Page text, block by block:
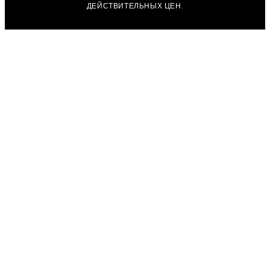
ДЕЙСТВИТЕЛЬНЫХ ЦЕН.